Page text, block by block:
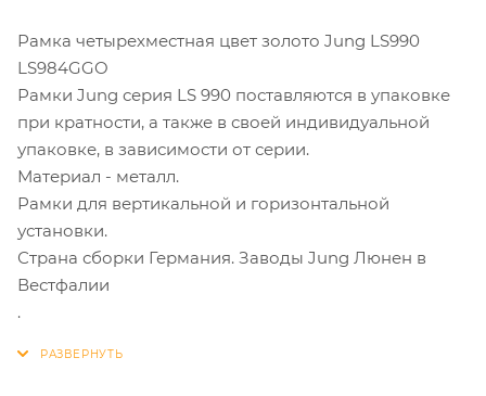
Рамка четырехместная цвет золото Jung LS990
LS984GGO
Рамки Jung серия LS 990 поставляются в упаковке
при кратности, а также в своей индивидуальной
упаковке, в зависимости от серии.
Материал - металл.
Рамки для вертикальной и горизонтальной
установки.
Страна сборки Германия. Заводы Jung Люнен в
Вестфалии
.